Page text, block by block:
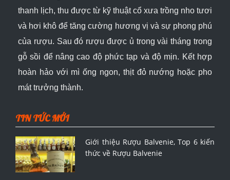
thanh lịch, thu được từ kỹ thuật cổ xưa trồng nho tươi
và hơi khô để tăng cường hương vị và sự phong phú
của rượu. Sau đó rượu được ủ trong vài tháng trong
gỗ sồi để nâng cao độ phức tạp và độ mịn. Kết hợp
hoàn hảo với mì ống ngon, thịt đỏ nướng hoặc pho
mát trưởng thành.
TIN TỨC MỚI
Giới thiệu Rượu Balvenie, Top 6 kiến
thức về Rượu Balvenie